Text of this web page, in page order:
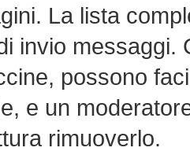
La lista
invio messaggi.
possono
e un
rimuoverlo.